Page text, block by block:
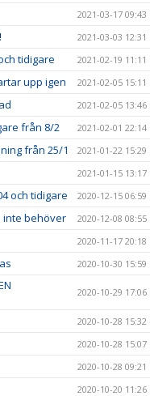
2021-03-17 09:43
2021-03-03 12:31
tidigare 2021-02-19 11:11
upp igen 2021-02-05 15:11
2021-02-05 13:46
från 8/2 2021-02-01 22:14
från 25/1 2021-01-22 15:29
2021-01-15 13:17
och tidigare 2020-12-15 06:59
inte behöver 2020-12-08 08:55
2020-11-17 20:18
2020-10-30 15:59
2020-10-29 17:06
2020-10-28 15:32
2020-10-28 15:07
2020-10-28 09:21
2020-10-20 11:26